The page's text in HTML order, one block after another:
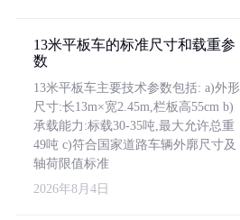
13米平板车的标准尺寸和载重参
数
13米平板车主要技术参数包括: a)外形
尺寸:长13m×宽2.45m,栏板高55cm b)
承载能力:标载30-35吨,最大允许总重
49吨 c)符合国家道路车辆外廓尺寸及
轴荷限值标准
2026年8月4日